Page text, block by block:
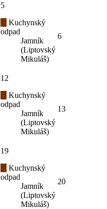
5
Kuchynský
odpad
Jamník
(Liptovský
Mikuláš)
6
12
Kuchynský
odpad
Jamník
(Liptovský
Mikuláš)
13
19
Kuchynský
odpad
Jamník
(Liptovský
Mikuláš)
20